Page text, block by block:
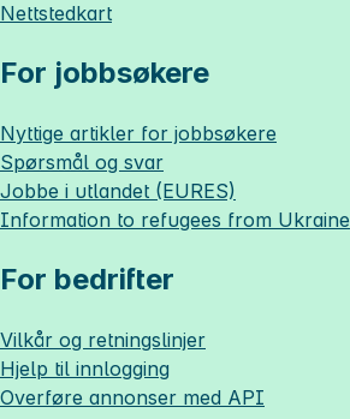
Nettstedkart
For jobbsøkere
Nyttige artikler for jobbsøkere
Spørsmål og svar
Jobbe i utlandet (EURES)
Information to refugees from Ukraine
For bedrifter
Vilkår og retningslinjer
Hjelp til innlogging
Overføre annonser med API